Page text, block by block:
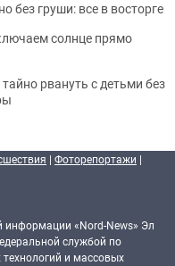
без груши: все в восторге
солнце прямо
рвануть с детьми без
| Фоторепортажи |
информации «Nord-News» Эл
службой по
и массовых